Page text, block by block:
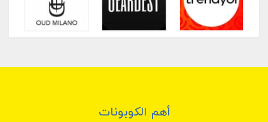
أهم الكوبونات